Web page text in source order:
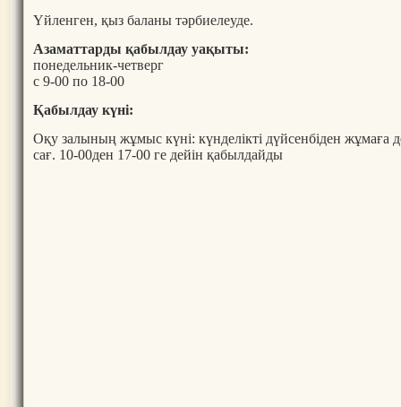
Үйленген, қыз баланы тәрбиелеуде.
Азаматтарды қабылдау уақыты:
понедельник-четверг
с 9-00 по 18-00
Қабылдау күні:
Оқу залының жұмыс күні: күнделікті дүйсенбіден жұмаға
сағ. 10-00ден 17-00 ге дейін қабылдайды